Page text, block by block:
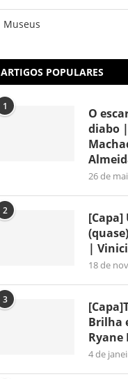
Museus
ARTIGOS POPULARES
1
O
diabo
26 de
2
|
18 de
3
Brilha
Ryane
4 de